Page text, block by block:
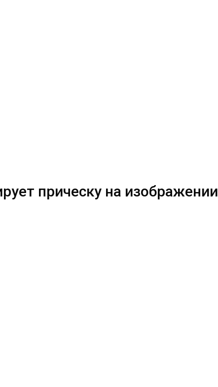
прическу на изображении